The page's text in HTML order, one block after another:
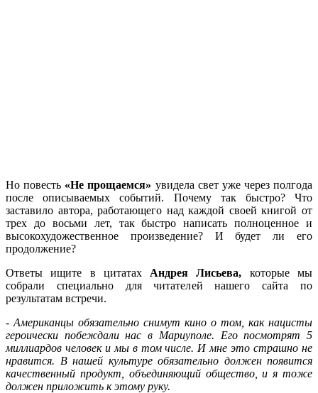
Но повесть «Не прощаемся» увидела свет уже через полгода
после описываемых событий. Почему так быстро? Что
заставило автора, работающего над каждой своей книгой от
трех до восьми лет, так быстро написать полноценное и
высокохудожественное произведение? И будет ли его
продолжение?
Ответы ищите в цитатах Андрея Лисьева, которые мы
собрали специально для читателей нашего сайта по
результатам встречи.
- Американцы обязательно снимут кино о том, как нацисты
героически побеждали нас в Мариуполе. Его посмотрят 5
миллиардов человек и мы в том числе. И мне это страшно не
нравится. В нашей культуре обязательно должен появится
качественный продукт, объединяющий общество, и я тоже
должен приложить к этому руку.